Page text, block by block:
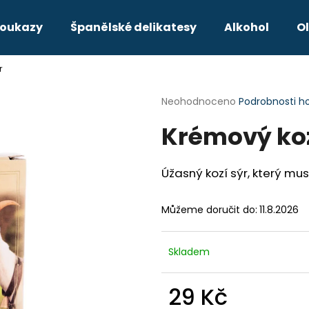
Španělské delikatesy Alkohol
Průměrné
produktu
je
z
5
Neohodnoceno Podrobnosti
Krémový
Úžasný kozí sýr, který
Můžeme doručit do: 11.8.2026
Skladem
29 Kč
HLEDAT
FAUSTINO RIVERO
MATARROMERA